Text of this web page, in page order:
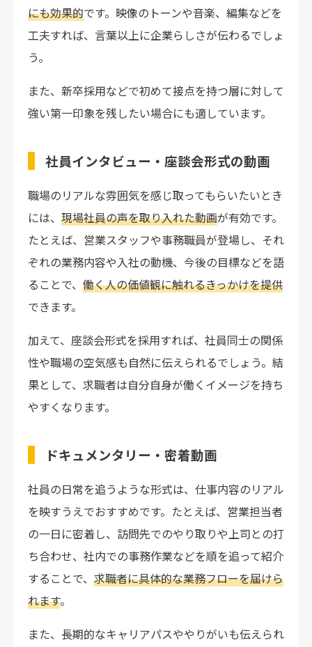
にも効果的です。映像のトーンや音楽、編集などを
工夫すれば、言葉以上に企業らしさが伝わるでしょ
う。
また、新卒採用などで初めて接点を持つ層に対して
強い第一印象を残したい場合にも適しています。
社員インタビュー・座談会形式の動画
職場のリアルな雰囲気を感じ取ってもらいたいとき
には、 現場社員の声を取り入れた動画が有効です。
たとえば、営業スタッフや事務職員が登場し、それ
ぞれの業務内容や入社の動機、今後の目標などを語
ることで、 働く人の価値観に触れるきっかけを提供
できます。
加えて、座談会形式を採用すれば、社員同士の関係
性や職場の空気感も自然に伝えられるでしょう。結
果として、求職者は自分自身が働くイメージを持ち
やすくなります。
ドキュメンタリー・密着動画
社員の日常を追うような形式は、仕事内容のリアル
を映すうえでおすすめです。たとえば、営業担当者
の一日に密着し、訪問先でのやり取りや上司との打
ち合わせ、社内での事務作業などを順を追って紹介
することで、 求職者に具体的な業務フローを届けら
れます。
また、長期的なキャリアパスややりがいも伝えられ